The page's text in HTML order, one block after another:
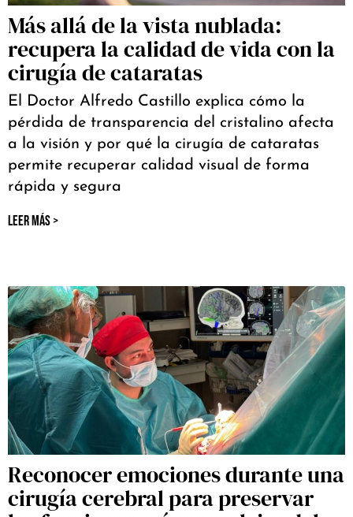
Más allá de la vista nublada:
recupera la calidad de vida con la
cirugía de cataratas
El Doctor Alfredo Castillo explica cómo la
pérdida de transparencia del cristalino afecta
a la visión y por qué la cirugía de cataratas
permite recuperar calidad visual de forma
rápida y segura
LEER MÁS >
Reconocer emociones durante una
cirugía cerebral para preservar